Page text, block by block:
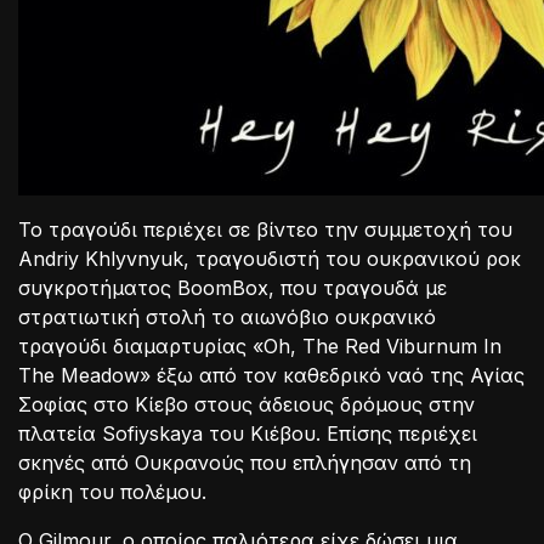
Το τραγούδι περιέχει σε βίντεο την συμμετοχή του
Andriy Khlyvnyuk, τραγουδιστή του ουκρανικού ροκ
συγκροτήματος BoomBox, που τραγουδά με
στρατιωτική στολή το αιωνόβιο ουκρανικό
τραγούδι διαμαρτυρίας «Oh, The Red Viburnum In
The Meadow» έξω από τον καθεδρικό ναό της Αγίας
Σοφίας στο Κίεβο στους άδειους δρόμους στην
πλατεία Sofiyskaya του Κιέβου. Επίσης περιέχει
σκηνές από Ουκρανούς που επλήγησαν από τη
φρίκη του πολέμου.